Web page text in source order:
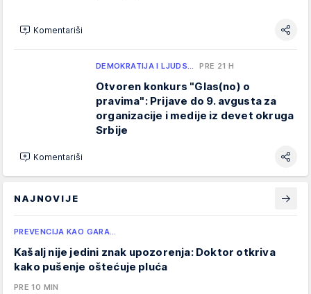
Komentariši
DEMOKRATIJA I LJUDS… PRE 21 H
Otvoren konkurs "Glas(no) o
pravima": Prijave do 9. avgusta za
organizacije i medije iz devet okruga
Srbije
Komentariši
NAJNOVIJE
PREVENCIJA KAO GARA…
Kašalj nije jedini znak upozorenja: Doktor otkriva
kako pušenje oštećuje pluća
PRE 10 MIN